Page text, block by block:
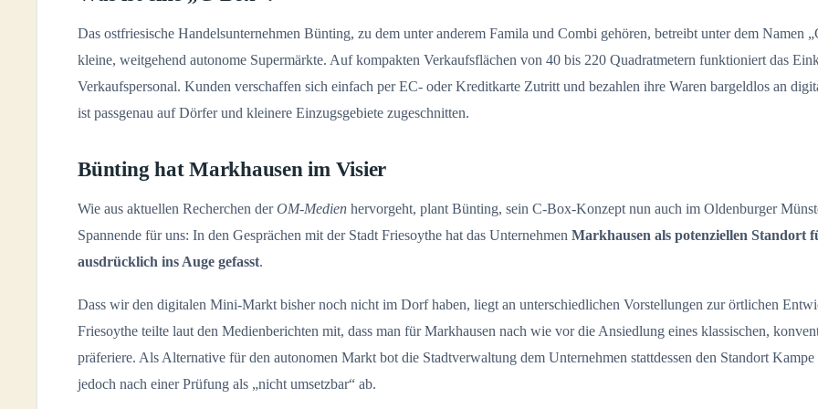
Das ostfriesische Handelsunternehmen Bünting, zu dem unter anderem Famila und Combi gehören, betreibt unter dem Namen
kleine, weitgehend autonome Supermärkte. Auf kompakten Verkaufsflächen von 40 bis 220 Quadratmetern funktioniert das
Verkaufspersonal. Kunden verschaffen sich einfach per EC- oder Kreditkarte Zutritt und bezahlen ihre Waren bargeldlos an
ist passgenau auf Dörfer und kleinere Einzugsgebiete zugeschnitten.
Bünting hat Markhausen im Visier
Wie aus aktuellen Recherchen derOM-Medien hervorgeht, plant Bünting, sein C-Box-Konzept nun auch im Oldenburger
Spannende für uns: In den Gesprächen mit der Stadt Friesoythe hat das Unternehmen Markhausen als potenziellen Standort
ausdrücklich ins Auge gefasst.
Dass wir den digitalen Mini-Markt bisher noch nicht im Dorf haben, liegt an unterschiedlichen Vorstellungen zur örtlichen
Friesoythe teilte laut den Medienberichten mit, dass man für Markhausen nach wie vor die Ansiedlung eines klassischen,
präferiere. Als Alternative für den autonomen Markt bot die Stadtverwaltung dem Unternehmen stattdessen den Standort
jedoch nach einer Prüfung als „nicht umsetzbar“ ab.